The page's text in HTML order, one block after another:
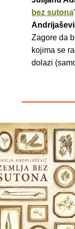
bez sutona
Zagore da
kojima se
dolazi